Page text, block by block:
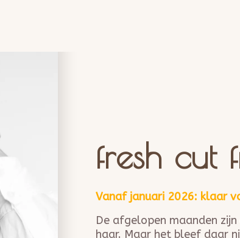
fresh cut
Vanaf januari 2026: klaar
De afgelopen maanden
haar. Maar het bleef daar